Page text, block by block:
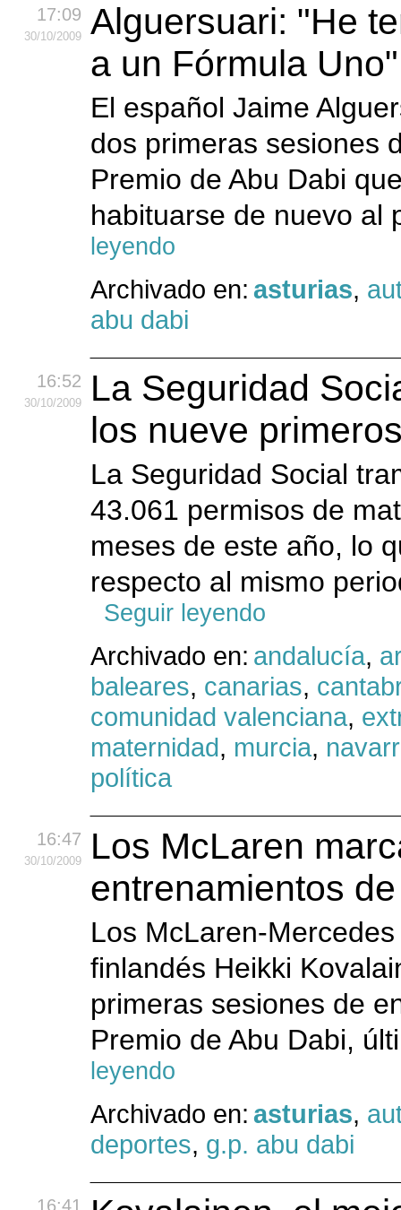
17:09
30/10/2009
Alguersuari: "He
a un Fórmula Uno"
El español Jaime
dos primeras sesiones
Premio de Abu Dabi
habituarse de nuevo al
leyendo
Archivado en: asturias,
abu dabi
16:52
30/10/2009
La Seguridad
los nueve
La Seguridad Social
43.061 permisos de
meses de este año, lo
respecto al mismo
Seguir leyendo
Archivado en: andalucía,
baleares, canarias,
comunidad valenciana,
maternidad, murcia,
política
16:47
30/10/2009
Los McLaren
entrenamientos
Los McLaren-
finlandés Heikki
primeras sesiones de
Premio de Abu Dabi,
leyendo
Archivado en: asturias,
deportes, g.p. abu dabi
16:41